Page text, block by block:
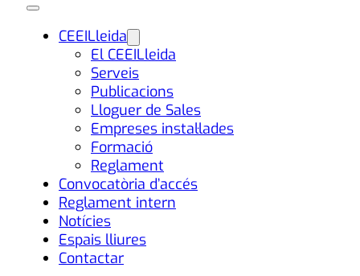
CEEILleida
El CEEILleida
Serveis
Publicacions
Lloguer de Sales
Empreses instal·lades
Formació
Reglament
Convocatòria d’accés
Reglament intern
Notícies
Espais lliures
Contactar